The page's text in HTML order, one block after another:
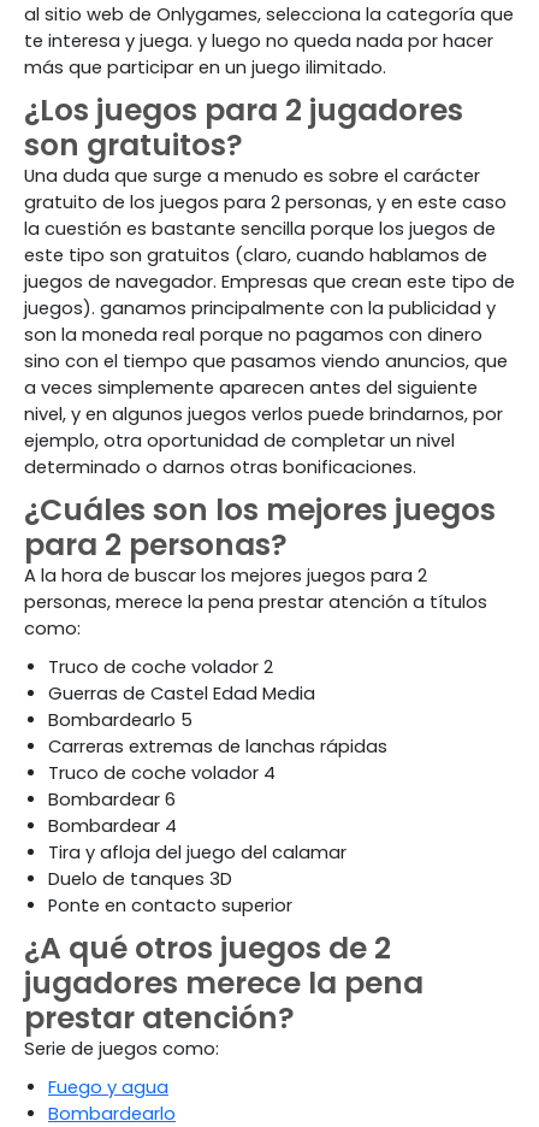
al sitio web de Onlygames, selecciona la categoría que
te interesa y juega. y luego no queda nada por hacer
más que participar en un juego ilimitado.
¿Los juegos para 2 jugadores
son gratuitos?
Una duda que surge a menudo es sobre el carácter
gratuito de los juegos para 2 personas, y en este caso
la cuestión es bastante sencilla porque los juegos de
este tipo son gratuitos (claro, cuando hablamos de
juegos de navegador. Empresas que crean este tipo de
juegos). ganamos principalmente con la publicidad y
son la moneda real porque no pagamos con dinero
sino con el tiempo que pasamos viendo anuncios, que
a veces simplemente aparecen antes del siguiente
nivel, y en algunos juegos verlos puede brindarnos, por
ejemplo, otra oportunidad de completar un nivel
determinado o darnos otras bonificaciones.
¿Cuáles son los mejores juegos
para 2 personas?
A la hora de buscar los mejores juegos para 2
personas, merece la pena prestar atención a títulos
como:
Truco de coche volador 2
Guerras de Castel Edad Media
Bombardearlo 5
Carreras extremas de lanchas rápidas
Truco de coche volador 4
Bombardear 6
Bombardear 4
Tira y afloja del juego del calamar
Duelo de tanques 3D
Ponte en contacto superior
¿A qué otros juegos de 2
jugadores merece la pena
prestar atención?
Serie de juegos como:
Fuego y agua
Bombardearlo